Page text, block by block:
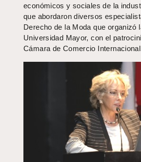
económicos y sociales de la
que abordaron diversos
Derecho de la Moda que organizó
Universidad Mayor, con el
Cámara de Comercio